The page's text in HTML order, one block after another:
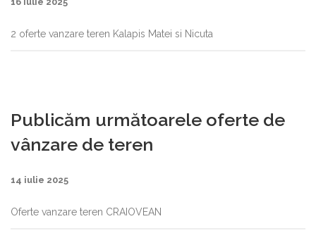
2 oferte vanzare teren Kalapis Matei si Nicuta
Publicăm următoarele oferte de
vânzare de teren
14 iulie 2025
Oferte vanzare teren CRAIOVEAN